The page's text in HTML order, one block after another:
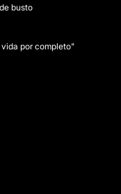
busto
por completo"